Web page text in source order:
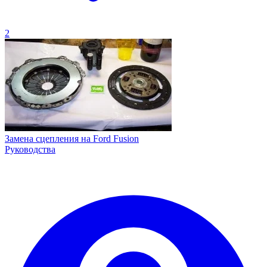
2
Замена сцепления на Ford Fusion
Руководства